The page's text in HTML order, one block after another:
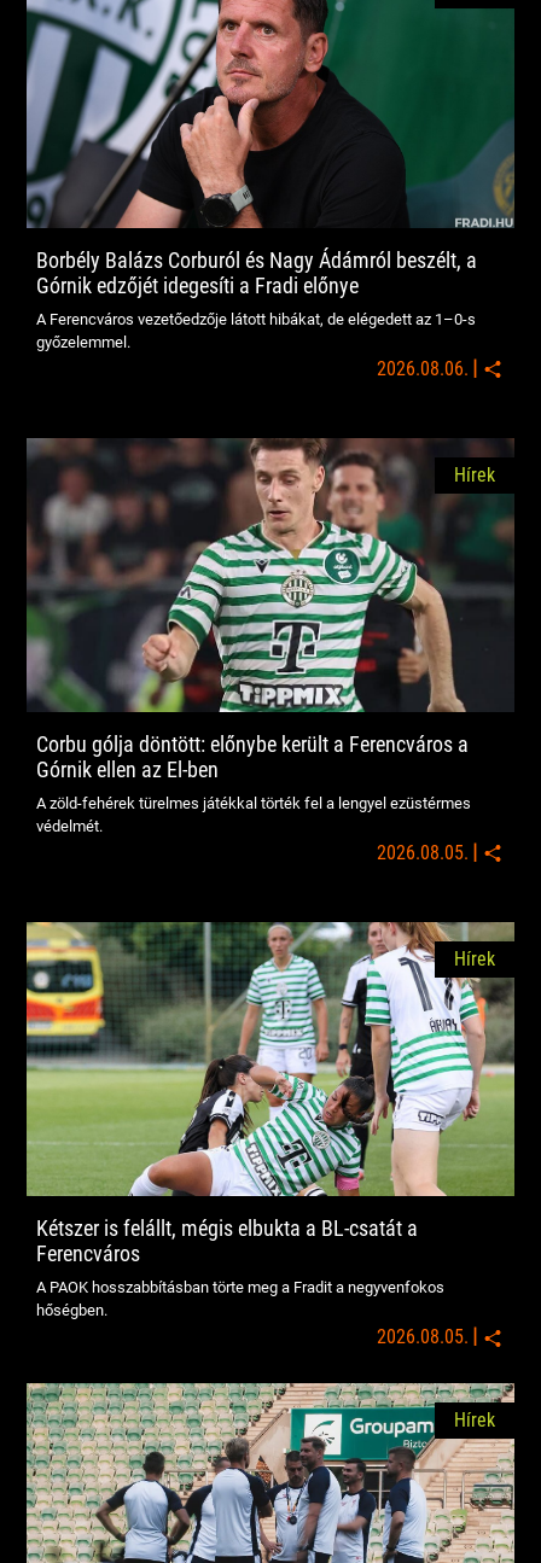
Borbély Balázs Corburól és Nagy Ádámról beszélt, a
Górnik edzőjét idegesíti a Fradi előnye
A Ferencváros vezetőedzője látott hibákat, de elégedett az 1–0-s
győzelemmel.
2026.08.06. |
Hírek
Corbu gólja döntött: előnybe került a Ferencváros a
Górnik ellen az El-ben
A zöld-fehérek türelmes játékkal törték fel a lengyel ezüstérmes
védelmét.
2026.08.05. |
Hírek
Kétszer is felállt, mégis elbukta a BL-csatát a
Ferencváros
A PAOK hosszabbításban törte meg a Fradit a negyvenfokos
hőségben.
2026.08.05. |
Hírek